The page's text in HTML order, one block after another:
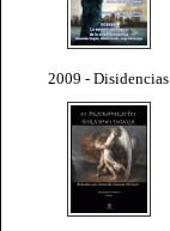
2009 - Disidencias